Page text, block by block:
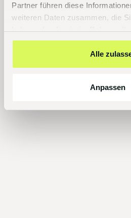
Partner führen diese
weiteren Daten zusammen, die
haben oder die sie im Rahmen
gesammelt haben.
Alle
Anpassen